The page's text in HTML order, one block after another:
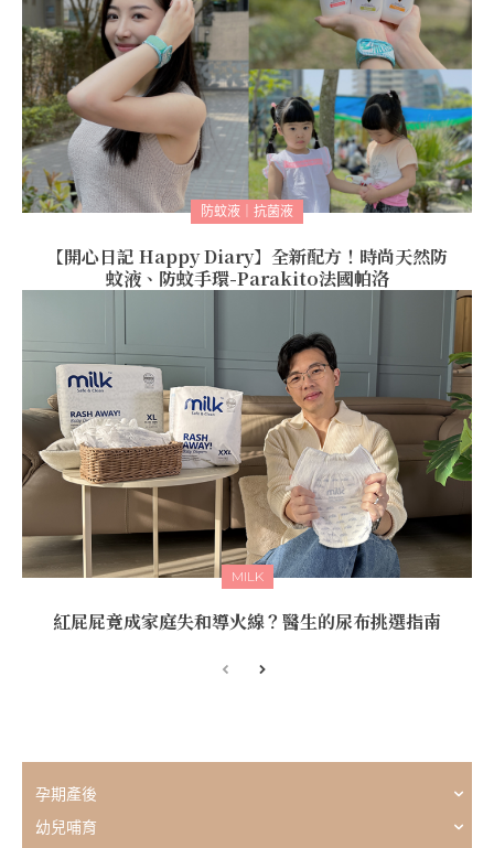
防蚊液｜抗菌液
【開心日記 Happy Diary】全新配方！時尚天然防
蚊液、防蚊手環-Parakito法國帕洛
MILK
紅屁屁竟成家庭失和導火線？醫生的尿布挑選指南
孕期產後
幼兒哺育